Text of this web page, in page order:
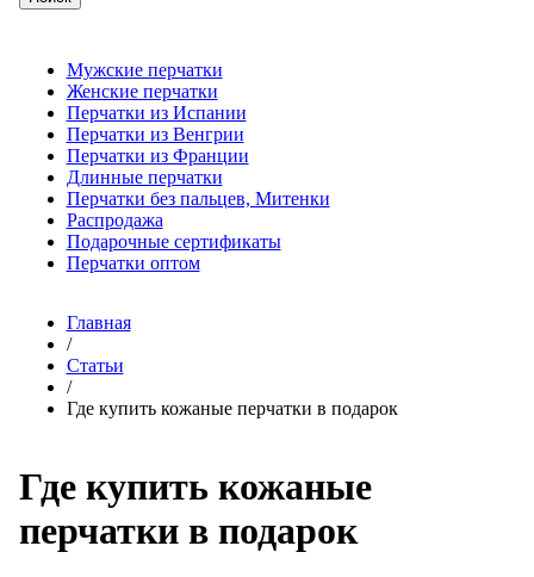
Мужские перчатки
Женские перчатки
Перчатки из Испании
Перчатки из Венгрии
Перчатки из Франции
Длинные перчатки
Перчатки без пальцев, Митенки
Распродажа
Подарочные сертификаты
Перчатки оптом
Главная
/
Статьи
/
Где купить кожаные перчатки в подарок
Где купить кожаные
перчатки в подарок